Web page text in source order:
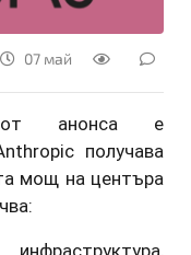
07 май
от анонса е
получава
мощ на центъра